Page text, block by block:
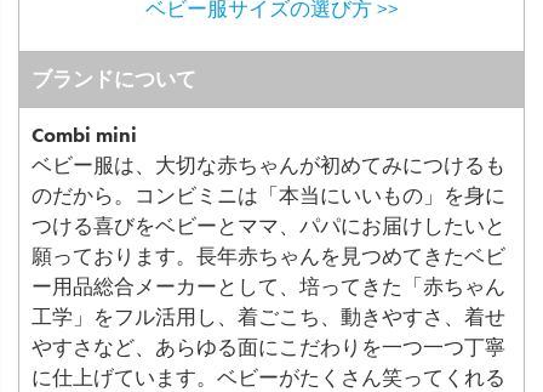
ベビー服サイズの選び方 >>
ブランドについて
Combi mini
ベビー服は、大切な赤ちゃんが初めてみにつけるも
のだから。コンビミニは「本当にいいもの」を身に
つける喜びをベビーとママ、パパにお届けしたいと
願っております。長年赤ちゃんを見つめてきたベビ
ー用品総合メーカーとして、培ってきた「赤ちゃん
工学」をフル活用し、着ごこち、動きやすさ、着せ
やすさなど、あらゆる面にこだわりを一つ一つ丁寧
に仕上げています。ベビーがたくさん笑ってくれる